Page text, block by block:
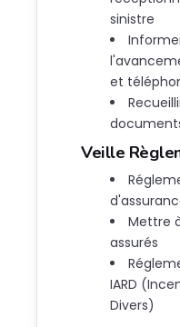
sinistre
et
Veille
Mettre
assurés
IARD
Divers)